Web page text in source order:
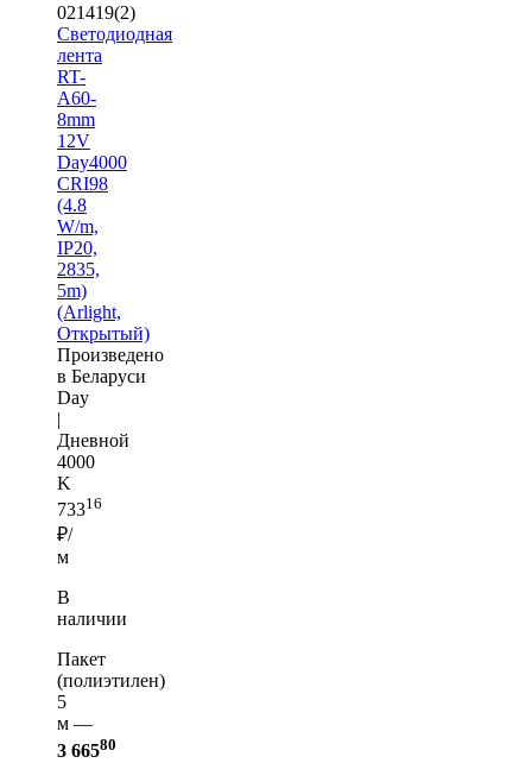
021419(2)
Светодиодная
лента
RT-
A60-
8mm
12V
Day4000
CRI98
(4.8
W/m,
IP20,
2835,
5m)
(Arlight,
Открытый)
Произведено
в Беларуси
Day
|
Дневной
4000
K
73316
₽/
м
В
наличии
Пакет
(полиэтилен)
5
м —
3 66580